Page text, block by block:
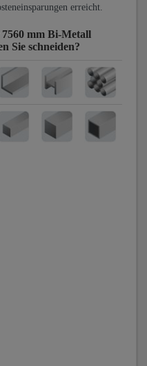
erreicht.
mm Bi-Metall
Sie schneiden?